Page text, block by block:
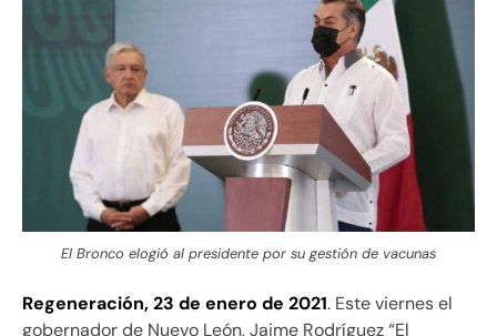
El Bronco elogió al presidente por su gestión de vacunas
Regeneración, 23 de enero de 2021. Este viernes el
gobernador de Nuevo León, Jaime Rodríguez “El